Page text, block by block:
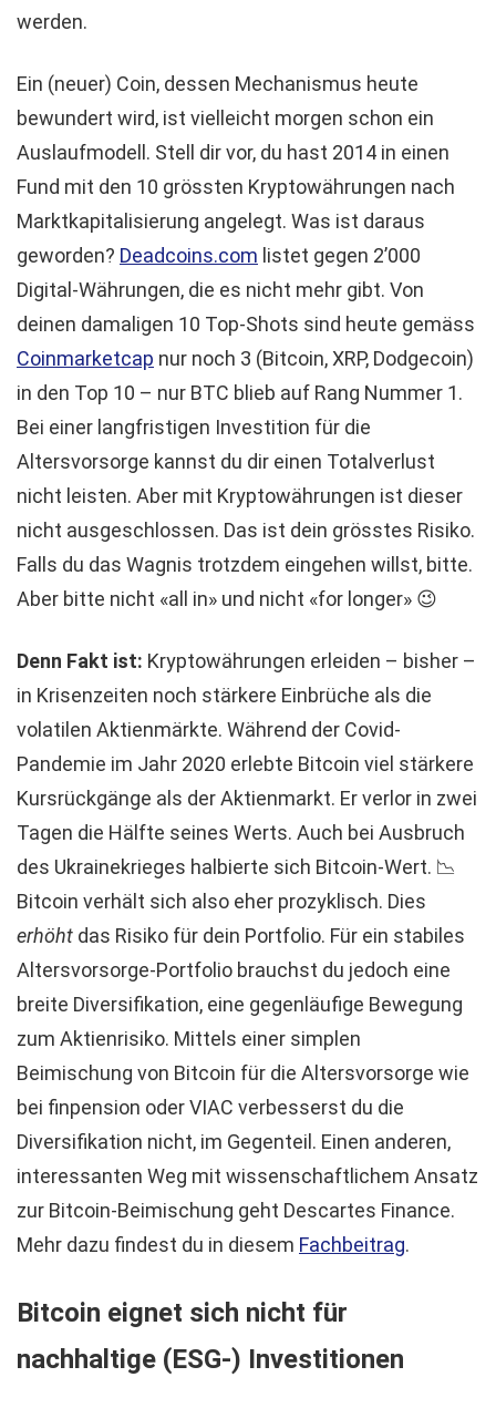
werden.
Ein (neuer) Coin, dessen Mechanismus heute
bewundert wird, ist vielleicht morgen schon ein
Auslaufmodell. Stell dir vor, du hast 2014 in einen
Fund mit den 10 grössten Kryptowährungen nach
Marktkapitalisierung angelegt. Was ist daraus
geworden? Deadcoins.com listet gegen 2’000
Digital-Währungen, die es nicht mehr gibt. Von
deinen damaligen 10 Top-Shots sind heute gemäss
Coinmarketcap nur noch 3 (Bitcoin, XRP, Dodgecoin)
in den Top 10 – nur BTC blieb auf Rang Nummer 1.
Bei einer langfristigen Investition für die
Altersvorsorge kannst du dir einen Totalverlust
nicht leisten. Aber mit Kryptowährungen ist dieser
nicht ausgeschlossen. Das ist dein grösstes Risiko.
Falls du das Wagnis trotzdem eingehen willst, bitte.
Aber bitte nicht «all in» und nicht «for longer» 😉
Denn Fakt ist: Kryptowährungen erleiden – bisher –
in Krisenzeiten noch stärkere Einbrüche als die
volatilen Aktienmärkte. Während der Covid-
Pandemie im Jahr 2020 erlebte Bitcoin viel stärkere
Kursrückgänge als der Aktienmarkt. Er verlor in zwei
Tagen die Hälfte seines Werts. Auch bei Ausbruch
des Ukrainekrieges halbierte sich Bitcoin-Wert. 📉
Bitcoin verhält sich also eher prozyklisch. Dies
erhöht das Risiko für dein Portfolio. Für ein stabiles
Altersvorsorge-Portfolio brauchst du jedoch eine
breite Diversifikation, eine gegenläufige Bewegung
zum Aktienrisiko. Mittels einer simplen
Beimischung von Bitcoin für die Altersvorsorge wie
bei finpension oder VIAC verbesserst du die
Diversifikation nicht, im Gegenteil. Einen anderen,
interessanten Weg mit wissenschaftlichem Ansatz
zur Bitcoin-Beimischung geht Descartes Finance.
Mehr dazu findest du in diesem Fachbeitrag.
Bitcoin eignet sich nicht für
nachhaltige (ESG-) Investitionen